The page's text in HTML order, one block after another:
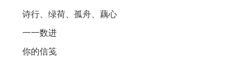
诗行、绿荷、孤舟、藕心
一一数进
你的信笺